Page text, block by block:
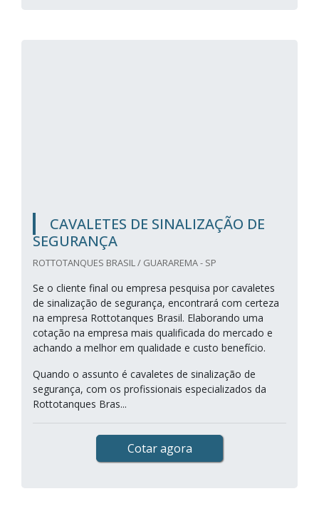
CAVALETES DE SINALIZAÇÃO DE
SEGURANÇA
ROTTOTANQUES BRASIL / GUARAREMA - SP
Se o cliente final ou empresa pesquisa por cavaletes
de sinalização de segurança, encontrará com certeza
na empresa Rottotanques Brasil. Elaborando uma
cotação na empresa mais qualificada do mercado e
achando a melhor em qualidade e custo benefício.
Quando o assunto é cavaletes de sinalização de
segurança, com os profissionais especializados da
Rottotanques Bras...
Cotar agora